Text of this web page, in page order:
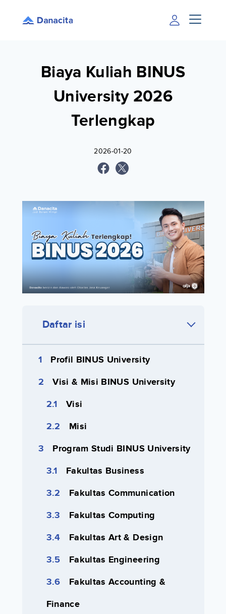
Biaya Kuliah BINUS
University 2026
Terlengkap
2026-01-20
Daftar isi
Profil BINUS University
Visi & Misi BINUS University
Visi
Misi
Program Studi BINUS University
Fakultas Business
Fakultas Communication
Fakultas Computing
Fakultas Art & Design
Fakultas Engineering
Fakultas Accounting &
Finance